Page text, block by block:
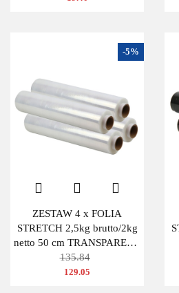
ZESTAW 4 x FOLIA
STRETCH 2,5kg brutto/2kg
netto 50 cm TRANSPARENT
BEZBARWNA
135.84
-5%
129.05